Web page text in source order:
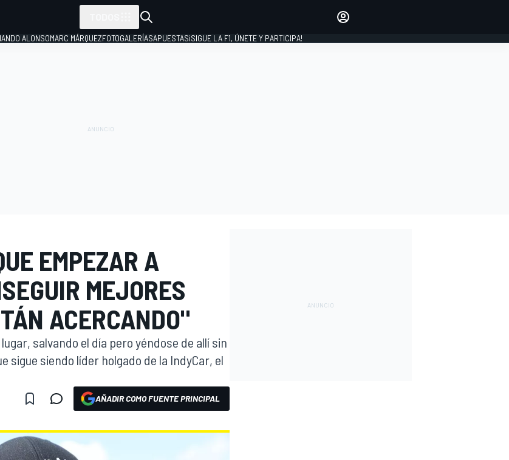
ALONSOMARC MÁRQUEZFOTOGALERÍASAPUESTAS¡SIGUE LA F1, ÚNETE Y PARTICIPA!
EMPEZAR A
MEJORES
ACERCANDO"
salvando el día pero yéndose de allí sin
sigue siendo líder holgado de la IndyCar, el
AÑADIR COMO FUENTE PRINCIPAL